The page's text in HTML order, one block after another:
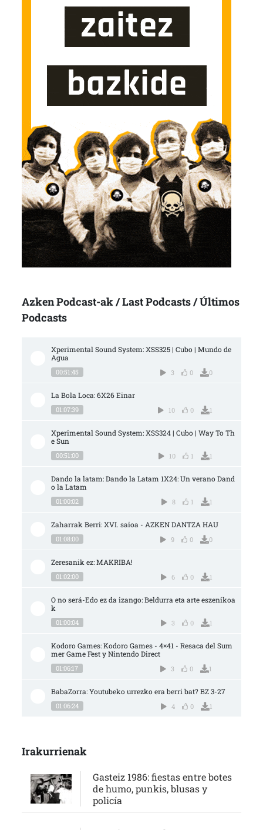
Azken Podcast-ak / Last Podcasts / Últimos
Podcasts
Xperimental Sound System: XSS325 | Cubo | Mundo de
Agua
00:51:45 3 0 0
La Bola Loca: 6X26 Einar
01:07:39 10 0 1
Xperimental Sound System: XSS324 | Cubo | Way To Th
e Sun
00:51:00 10 1 1
Dando la latam: Dando la Latam 1X24: Un verano Dand
o la Latam
01:00:02 8 1 1
Zaharrak Berri: XVI. saioa - AZKEN DANTZA HAU
01:08:00 9 0 0
Zeresanik ez: MAKRIBA!
01:02:00 6 0 1
O no será-Edo ez da izango: Beldurra eta arte eszenikoa
k
01:00:04 3 0 1
Kodoro Games: Kodoro Games - 4×41 - Resaca del Sum
mer Game Fest y Nintendo Direct
01:06:17 3 0 1
BabaZorra: Youtubeko urrezko era berri bat? BZ 3-27
01:06:24 4 0 1
Irakurrienak
Gasteiz 1986: fiestas entre botes
de humo, punkis, blusas y
policía